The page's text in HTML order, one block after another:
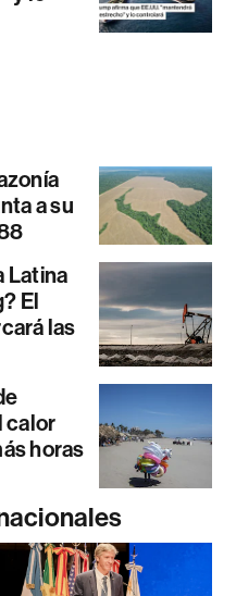
a su
Latina
El
las
calor
horas